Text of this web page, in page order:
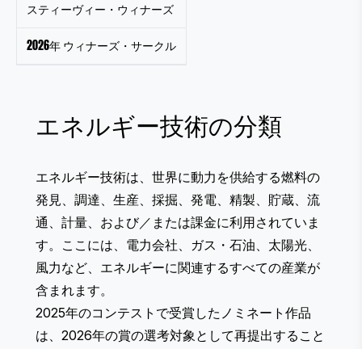
スティーヴィー・ウィナーズ
2026年 ウィナーズ・サークル
エネルギー技術の分類
エネルギー技術は、世界に動力を供給する燃料の
発見、調達、生産、採掘、発電、精製、貯蔵、流
通、計量、および／または課金に利用されていま
す。ここには、電力会社、ガス・石油、太陽光、
風力など、エネルギーに関連するすべての産業が
含まれます。
2025年のコンテストで受賞したノミネート作品
は、2026年の賞の選考対象として再提出すること